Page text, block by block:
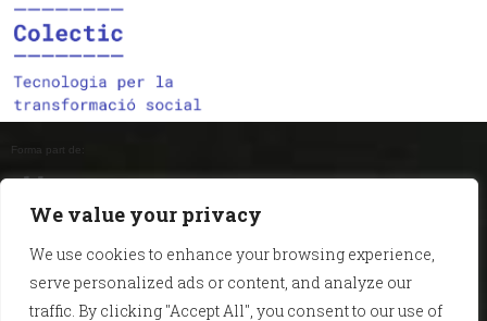
We value your privacy
We use cookies to enhance your browsing experience,
serve personalized ads or content, and analyze our
traffic. By clicking "Accept All", you consent to our use of
Forma part de:
En col·laboració amb: